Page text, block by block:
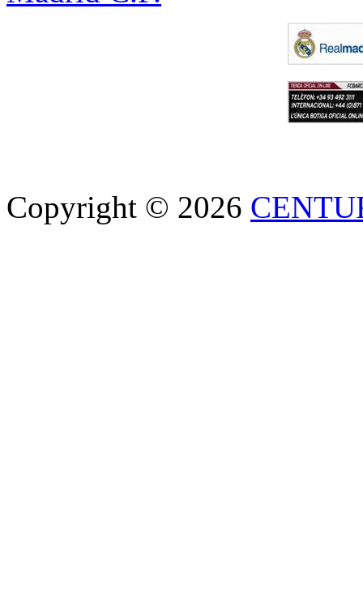
Copyright © 2026